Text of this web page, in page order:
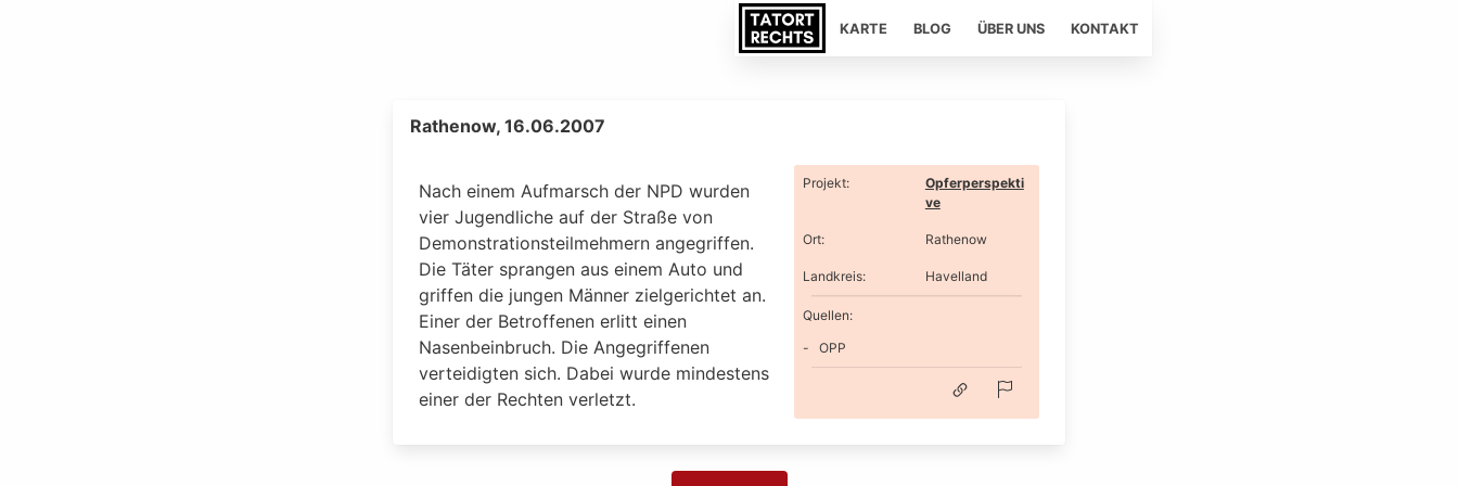
KARTE BLOG ÜBER UNS KONTAKT
Rathenow, 16.06.2007
Nach einem Aufmarsch der NPD wurden
vier Jugendliche auf der Straße von
Demonstrationsteilmehmern angegriffen.
Die Täter sprangen aus einem Auto und
griffen die jungen Männer zielgerichtet an.
Einer der Betroffenen erlitt einen
Nasenbeinbruch. Die Angegriffenen
verteidigten sich. Dabei wurde mindestens
einer der Rechten verletzt.
Projekt:
Opferperspekti
ve
Ort: Rathenow
Landkreis: Havelland
Quellen:
OPP